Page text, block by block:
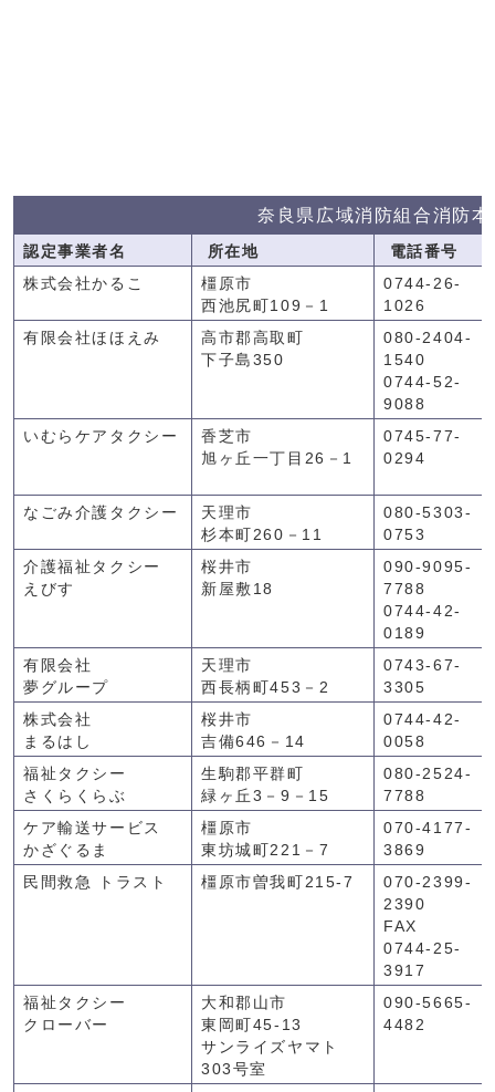
奈良県広域消防組合消防
認定事業者名 所在地
電話番号
株式会社かるこ
橿原市
西池尻町109－1
0744-26-
1026
有限会社ほほえみ
高市郡高取町
下子島350
080-2404-
1540
0744-52-
9088
いむらケアタクシー
香芝市
旭ヶ丘一丁目26－1
0745-77-
0294
なごみ介護タクシー
天理市
杉本町260－11
080-5303-
0753
介護福祉タクシー
えびす
桜井市
新屋敷18
090-9095-
7788
0744-42-
0189
有限会社
夢グループ
天理市
西長柄町453－2
0743-67-
3305
株式会社
まるはし
桜井市
吉備646－14
0744-42-
0058
福祉タクシー
さくらくらぶ
生駒郡平群町
緑ヶ丘3－9－15
080-2524-
7788
ケア輸送サービス
かざぐるま
橿原市
東坊城町221－7
070-4177-
3869
民間救急 トラスト
橿原市曽我町215-7
070-2399-
2390
FAX
0744-25-
3917
福祉タクシー
クローバー
大和郡山市
東岡町45-13
サンライズヤマト
303号室
090-5665-
4482